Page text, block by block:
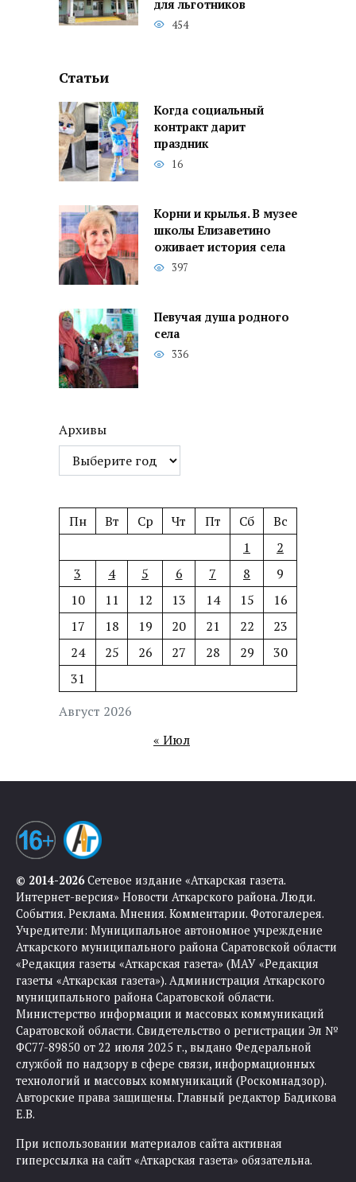
для льготников
454
Статьи
Когда социальный
контракт дарит
праздник
16
Корни и крылья. В музее
школы Елизаветино
оживает история села
397
Певучая душа родного
села
336
Архивы
Август 2026
Пн Вт Ср Чт Пт Сб
Вс
1
2
3
4 5 6 7 8
9
10
11 12 13 14 15
16
17
18 19 20 21 22
23
24
25 26 27 28 29
30
31
« Июл
© 2014-2026Сетевое издание «Аткарская газета.
Интернет-версия» Новости Аткарского района. Люди.
События. Реклама. Мнения. Комментарии. Фотогалерея.
Учредители: Муниципальное автономное учреждение
Аткарского муниципального района Саратовской области
«Редакция газеты «Аткарская газета» (МАУ «Редакция
газеты «Аткарская газета»). Администрация Аткарского
муниципального района Саратовской области.
Министерство информации и массовых коммуникаций
Саратовской области. Свидетельство о регистрации Эл №
ФС77-89850 от 22 июля 2025 г., выдано Федеральной
службой по надзору в сфере связи, информационных
технологий и массовых коммуникаций (Роскомнадзор).
Авторские права защищены. Главный редактор Бадикова
Е.В.
При использовании материалов сайта активная
гиперссылка на сайт «Аткарская газета» обязательна.